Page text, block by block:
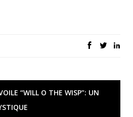
“WILL O THE WISP”: UN